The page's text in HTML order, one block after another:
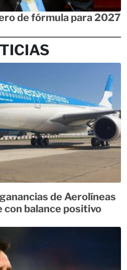
de fórmula para 2027
de Aerolíneas
con balance positivo